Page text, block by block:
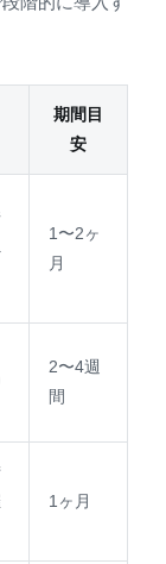
期間目
安
1〜2ヶ
月
2〜4週
間
1ヶ月